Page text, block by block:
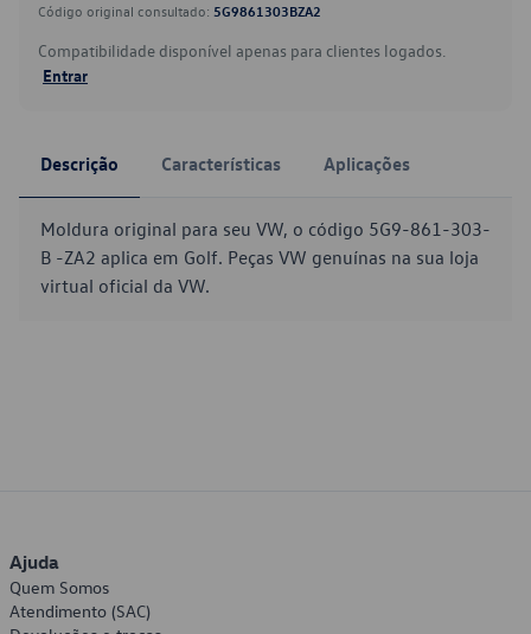
Código original consultado: 5G9861303BZA2
Compatibilidade disponível apenas para clientes logados.
Entrar
Descrição Características Aplicações
Moldura original para seu VW, o código 5G9-861-303-
B -ZA2 aplica em Golf. Peças VW genuínas na sua loja
virtual oficial da VW.
Ajuda
Quem Somos
Atendimento (SAC)